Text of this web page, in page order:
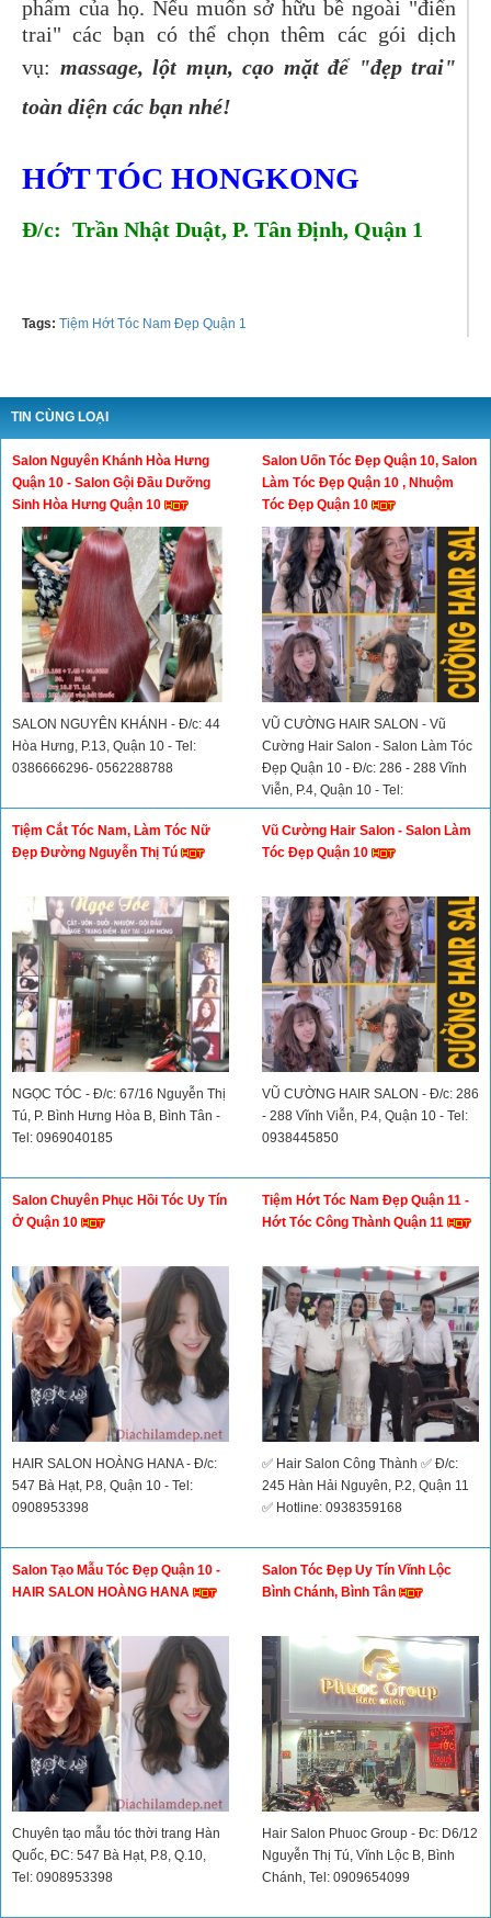
phẩm của họ. Nếu muốn sở hữu bề ngoài "điển
trai" các bạn có thể chọn thêm các gói dịch
vụ: massage, lột mụn, cạo mặt để "đẹp trai"
toàn diện các bạn nhé!
HỚT TÓC HONGKONG
Đ/c: Trần Nhật Duật, P. Tân Định, Quận 1
Tags: Tiệm Hớt Tóc Nam Đẹp Quận 1
TIN CÙNG LOẠI
Salon Nguyên Khánh Hòa Hưng
Quận 10 - Salon Gội Đầu Dưỡng
Sinh Hòa Hưng Quận 10
SALON NGUYÊN KHÁNH - Đ/c: 44
Hòa Hưng, P.13, Quận 10 - Tel:
0386666296- 0562288788
Salon Uốn Tóc Đẹp Quận 10, Salon
Làm Tóc Đẹp Quận 10 , Nhuộm
Tóc Đẹp Quận 10
VŨ CƯỜNG HAIR SALON - Vũ
Cường Hair Salon - Salon Làm Tóc
Đẹp Quận 10 - Đ/c: 286 - 288 Vĩnh
Viễn, P.4, Quận 10 - Tel:
0938445850
Tiệm Cắt Tóc Nam, Làm Tóc Nữ
Đẹp Đường Nguyễn Thị Tú
NGỌC TÓC - Đ/c: 67/16 Nguyễn Thị
Tú, P. Bình Hưng Hòa B, Bình Tân -
Tel: 0969040185
Vũ Cường Hair Salon - Salon Làm
Tóc Đẹp Quận 10
VŨ CƯỜNG HAIR SALON - Đ/c: 286
- 288 Vĩnh Viễn, P.4, Quận 10 - Tel:
0938445850
Salon Chuyên Phục Hồi Tóc Uy Tín
Ở Quận 10
HAIR SALON HOÀNG HANA - Đ/c:
547 Bà Hạt, P.8, Quận 10 - Tel:
0908953398
Tiệm Hớt Tóc Nam Đẹp Quận 11 -
Hớt Tóc Công Thành Quận 11
✅ Hair Salon Công Thành ✅ Đ/c:
245 Hàn Hải Nguyên, P.2, Quận 11
✅ Hotline: 0938359168
Salon Tạo Mẫu Tóc Đẹp Quận 10 -
HAIR SALON HOÀNG HANA
Chuyên tạo mẫu tóc thời trang Hàn
Quốc, ĐC: 547 Bà Hạt, P.8, Q.10,
Tel: 0908953398
Salon Tóc Đẹp Uy Tín Vĩnh Lộc
Bình Chánh, Bình Tân
Hair Salon Phuoc Group - Đc: D6/12
Nguyễn Thị Tú, Vĩnh Lộc B, Bình
Chánh, Tel: 0909654099